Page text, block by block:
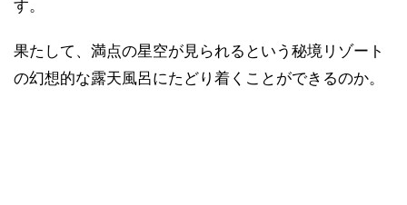
す。
果たして、満点の星空が見られるという秘境リゾート
の幻想的な露天風呂にたどり着くことができるのか。